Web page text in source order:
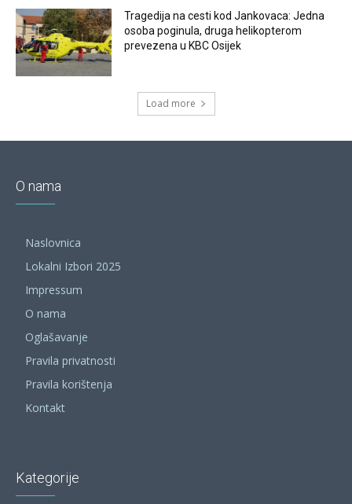
Tragedija na cesti kod Jankovaca: Jedna
osoba poginula, druga helikopterom
prevezena u KBC Osijek
Load more
O nama
Naslovnica
Lokalni Izbori 2025
Impressum
O nama
Oglašavanje
Pravila privatnosti
Pravila korištenja
Kontakt
Kategorije